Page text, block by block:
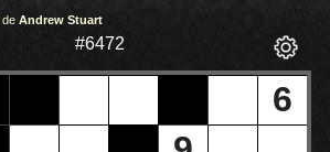
de Andrew Stuart
#6472
6